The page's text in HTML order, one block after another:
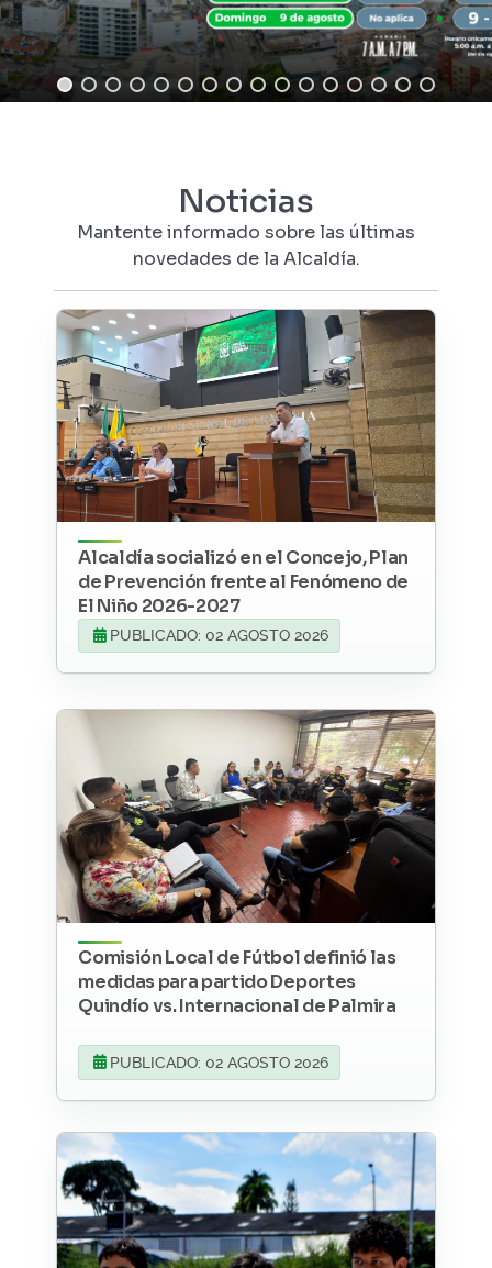
Noticias
Mantente informado sobre las últimas
novedades de la Alcaldía.
Alcaldía socializó en el Concejo, Plan
de Prevención frente al Fenómeno de
El Niño 2026-2027
PUBLICADO: 02 AGOSTO 2026
Comisión Local de Fútbol definió las
medidas para partido Deportes
Quindío vs. Internacional de Palmira
PUBLICADO: 02 AGOSTO 2026